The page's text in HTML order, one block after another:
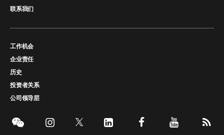
联系我们
工作机会
企业责任
历史
投资者关系
公司领导层